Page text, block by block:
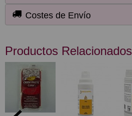
Costes de Envío
Productos Relacionados